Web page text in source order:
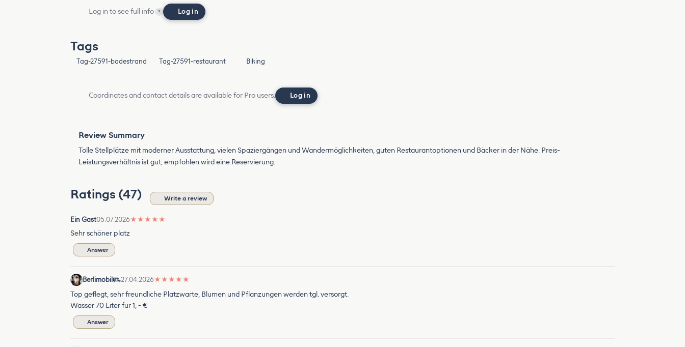
Log in to see full info ? Log in
Tags
Tag-27591-badestrand Tag-27591-restaurant Biking
Coordinates and contact details are available for Pro users. Log in
Review Summary
Tolle Stellplätze mit moderner Ausstattung, vielen Spaziergängen und Wandermöglichkeiten, guten Restaurantoptionen und Bäcker in der Nähe. Preis-
Leistungsverhältnis ist gut, empfohlen wird eine Reservierung.
Ratings (47) Write a review
Ein Gast05.07.2026★ ★ ★ ★ ★
Sehr schöner platz
Answer
Berlimobil 27.04.2026★ ★ ★ ★ ★
Top geflegt, sehr freundliche Platzwarte, Blumen und Pflanzungen werden tgl. versorgt.
Wasser 70 Liter für 1, - €
Answer